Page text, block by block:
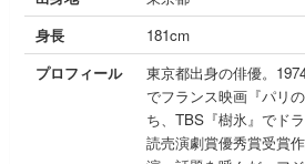
身長
181cm
プロフィール
東京都出身の俳優。
でフランス映画『パリ
ち、TBS『樹氷』でド
読売演劇賞優秀賞受賞